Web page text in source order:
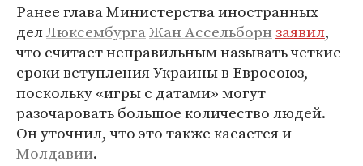
Ранее глава Министерства иностранных
делЛюксембургаЖан Ассельборнзаявил,
что считает неправильным называть четкие
сроки вступления Украины в Евросоюз,
поскольку «игры с датами» могут
разочаровать большое количество людей.
Он уточнил, что это также касается и
Молдавии.